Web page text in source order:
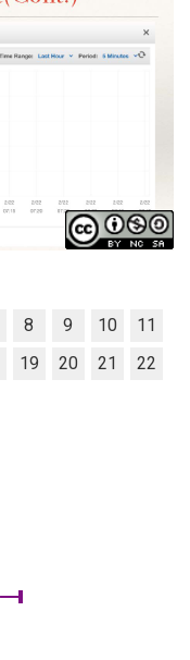
8 9 10
11
19 20 21 22